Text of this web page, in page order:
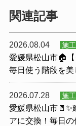
関連記事
2026.08.04 施
愛媛県松山市🏠【
毎日使う階段を
2026.07.28 施
愛媛県松山市
アに交換！毎日